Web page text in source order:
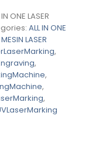
IN ONE LASER
ALL IN ONE
MESIN LASER
,
,
,
,
,